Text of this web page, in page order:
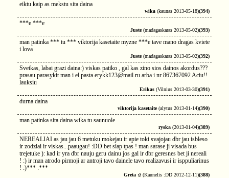
eiktu kaip as mekstu sita daina
wika (kaunas 2013-05-18)(394)
***e ***e
Juste(madagaskaras 2013-05-02)(393)
man patinka *** tu *** viktorija kasetaite myzne ***e tave mano dragas kviete
i lova
Juste(madagaskaras 2013-05-02)(392)
Sveikas, labai grazi daina:) viskas patiko , gal kas zino sios dainos akordus???
prasau parasykit man i el pasta erykk123@mail.ru arba i nr 867367092 Aciu!!
lauksiu
Erikas (Vilnius 2013-03-30)(391)
durna daina
viktorija kasetaite(alytus 2013-01-14)(390)
man patinka sita daina wika tu saunuole
ryska (2013-01-04)(389)
NEREALIAI as jau jau 6 metuku mokejau ir apie toki svajojau dbr jau isbleso
ir zodziai ir viskas...paaugau! :DD bet siap tpas ! man sarase ji visada bus
trejetuke ): kad ir yra dbr nauju geru dainu jos gal ir dbr geresnes bet ji nereali
! :) ir man atrodo pirmoji ar antroji tavo dainele tavo realizavusi ir isppuliarinus
! :)*** :***
Greta :} (Kaunelis :DD 2012-12-11)(388)